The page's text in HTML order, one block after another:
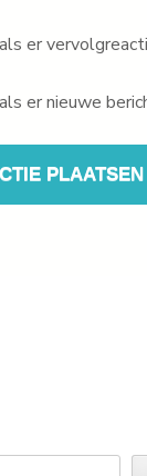
er
er nieuwe